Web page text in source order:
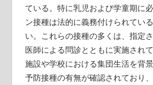
ている。特に乳児および学童期に
ン接種は法的に義務付けられてい
い。これらの接種の多くは、指定
医師による問診とともに実施され
施設や学校における集団生活を背
予防接種の有無が確認されており